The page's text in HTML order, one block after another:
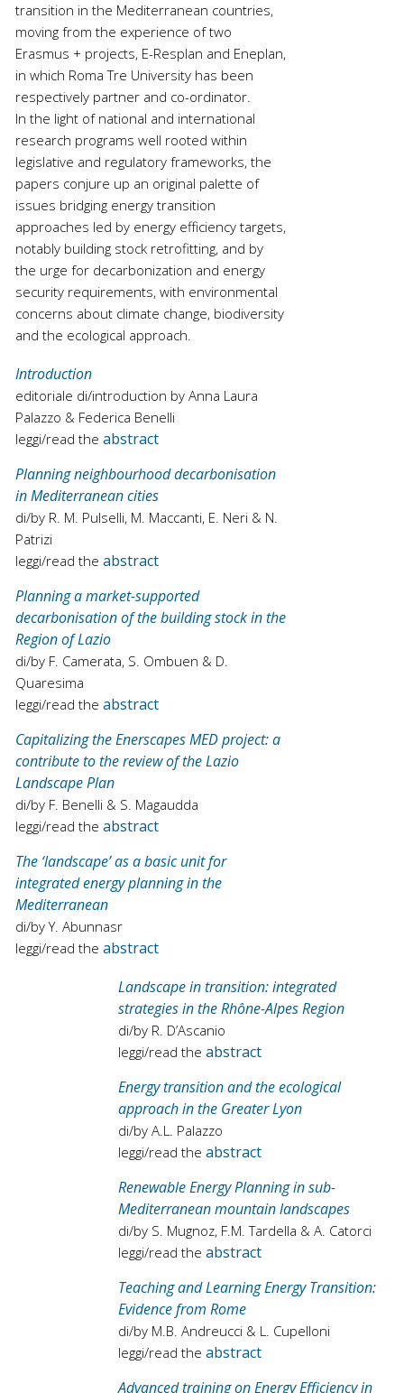
transition in the Mediterranean countries,
moving from the experience of two
Erasmus + projects, E-Resplan and Eneplan,
in which Roma Tre University has been
respectively partner and co-ordinator.
In the light of national and international
research programs well rooted within
legislative and regulatory frameworks, the
papers conjure up an original palette of
issues bridging energy transition
approaches led by energy efficiency targets,
notably building stock retrofitting, and by
the urge for decarbonization and energy
security requirements, with environmental
concerns about climate change, biodiversity
and the ecological approach.
Introduction
editoriale di/introduction by Anna Laura
Palazzo & Federica Benelli
leggi/read the abstract
Planning neighbourhood decarbonisation
in Mediterranean cities
di/by R. M. Pulselli, M. Maccanti, E. Neri & N.
Patrizi
leggi/read the abstract
Planning a market-supported
decarbonisation of the building stock in the
Region of Lazio
di/by F. Camerata, S. Ombuen & D.
Quaresima
leggi/read the abstract
Capitalizing the Enerscapes MED project: a
contribute to the review of the Lazio
Landscape Plan
di/by F. Benelli & S. Magaudda
leggi/read the abstract
The ‘landscape’ as a basic unit for
integrated energy planning in the
Mediterranean
di/by Y. Abunnasr
leggi/read the abstract
Landscape in transition: integrated
strategies in the Rhône-Alpes Region
di/by R. D’Ascanio
leggi/read the abstract
Energy transition and the ecological
approach in the Greater Lyon
di/by A.L. Palazzo
leggi/read the abstract
Renewable Energy Planning in sub-
Mediterranean mountain landscapes
di/by S. Mugnoz, F.M. Tardella & A. Catorci
leggi/read the abstract
Teaching and Learning Energy Transition:
Evidence from Rome
di/by M.B. Andreucci & L. Cupelloni
leggi/read the abstract
Advanced training on Energy Efficiency in